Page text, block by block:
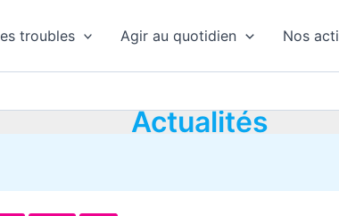
troubles Agir au quotidien Nos
Actualités